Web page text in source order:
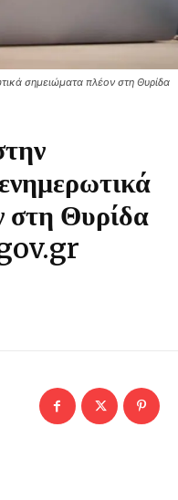
στη Θυρίδα
σημειώματα πλέον στη Θυρίδα